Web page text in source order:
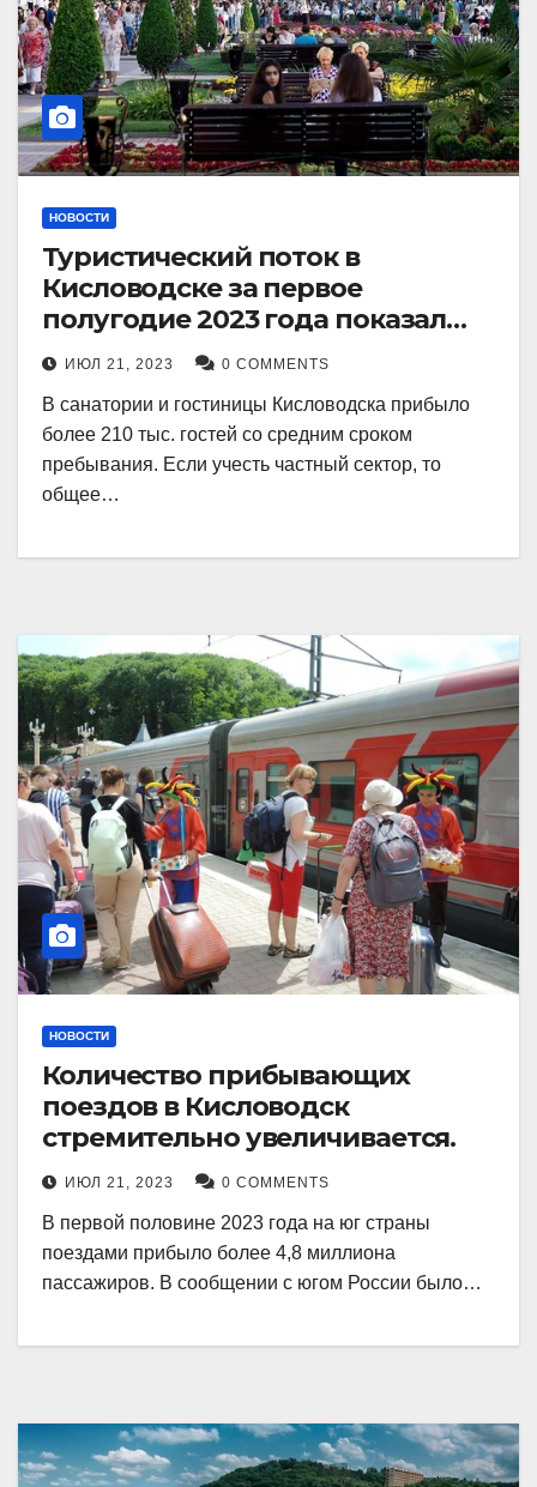
НОВОСТИ
Туристический поток в
Кисловодске за первое
полугодие 2023 года показал
рекордный рост в 21 процент.
ИЮЛ 21, 2023 0 COMMENTS
В санатории и гостиницы Кисловодска прибыло
более 210 тыс. гостей со средним сроком
пребывания. Если учесть частный сектор, то
общее…
НОВОСТИ
Количество прибывающих
поездов в Кисловодск
стремительно увеличивается.
ИЮЛ 21, 2023 0 COMMENTS
В первой половине 2023 года на юг страны
поездами прибыло более 4,8 миллиона
пассажиров. В сообщении с югом России было…